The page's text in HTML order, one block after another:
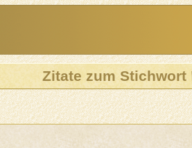
Zitate zum Stichwort